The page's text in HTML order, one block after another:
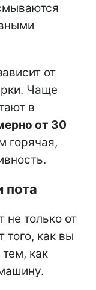
от
Чаще
в
от 30
горячая,
пота
не только от
того, как вы
как